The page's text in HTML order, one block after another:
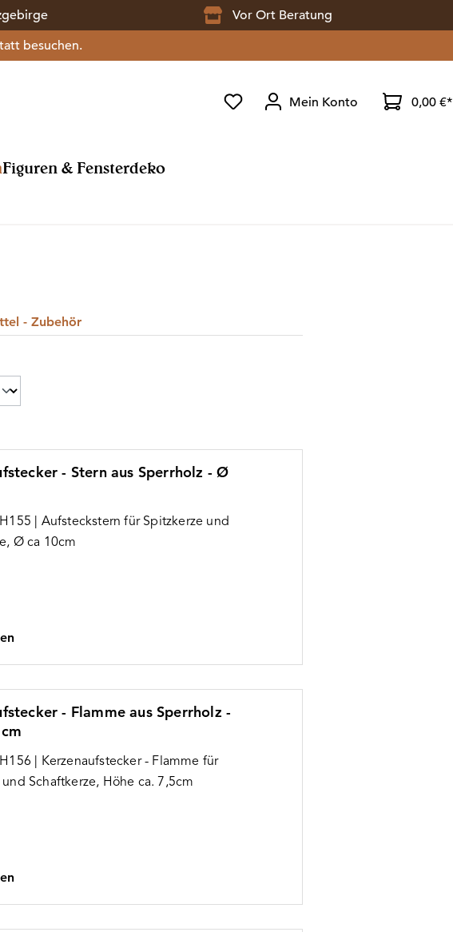
Vor Ort Beratung
besuchen.
Du hast 0 Produkte auf dem
Mein Konto 0,00 €*
Figuren & Fensterdeko
- Zubehör
- Stern aus Sperrholz - Ø
| Aufsteckstern für Spitzkerze und
Ø ca 10cm
- Flamme aus Sperrholz -
| Kerzenaufstecker - Flamme für
Schaftkerze, Höhe ca. 7,5cm